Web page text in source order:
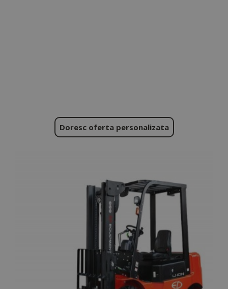
Doresc oferta personalizata